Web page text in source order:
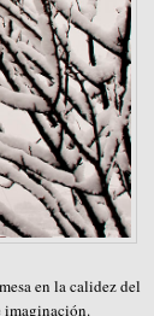
en la calidez del
imaginación.